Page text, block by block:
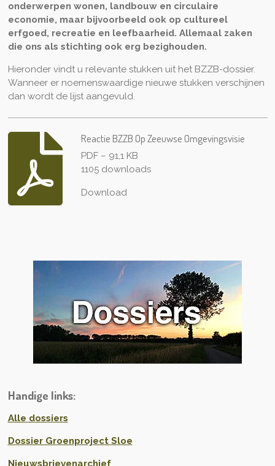
onderwerpen wonen, landbouw en circulaire
economie, maar bijvoorbeeld ook op cultureel
erfgoed, recreatie en leefbaarheid. Allemaal zaken
die ons als stichting ook erg bezighouden.
Hieronder vindt u relevante stukken uit het BZZB-dossier.
Wanneer er noemenswaardige nieuwe stukken verschijnen
dan wordt de lijst aangevuld.
Reactie BZZB Op Zeeuwse Omgevingsvisie
PDF – 91,1 KB
1105 downloads
Download
Handige links:
Alle dossiers
Dossier Groenproject Sloe
Nieuwsbrievenarchief